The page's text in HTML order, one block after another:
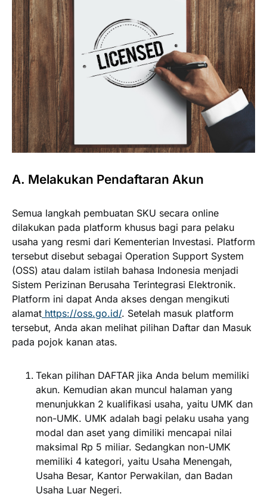
A. Melakukan Pendaftaran Akun
Semua langkah pembuatan SKU secara online
dilakukan pada platform khusus bagi para pelaku
usaha yang resmi dari Kementerian Investasi. Platform
tersebut disebut sebagai Operation Support System
(OSS) atau dalam istilah bahasa Indonesia menjadi
Sistem Perizinan Berusaha Terintegrasi Elektronik.
Platform ini dapat Anda akses dengan mengikuti
alamat https://oss.go.id/. Setelah masuk platform
tersebut, Anda akan melihat pilihan Daftar dan Masuk
pada pojok kanan atas.
Tekan pilihan DAFTAR jika Anda belum memiliki
akun. Kemudian akan muncul halaman yang
menunjukkan 2 kualifikasi usaha, yaitu UMK dan
non-UMK. UMK adalah bagi pelaku usaha yang
modal dan aset yang dimiliki mencapai nilai
maksimal Rp 5 miliar. Sedangkan non-UMK
memiliki 4 kategori, yaitu Usaha Menengah,
Usaha Besar, Kantor Perwakilan, dan Badan
Usaha Luar Negeri.